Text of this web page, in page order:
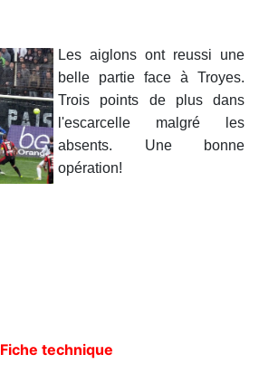
Les aiglons ont reussi une
belle partie face à Troyes.
Trois points de plus dans
l'escarcelle malgré les
absents. Une bonne
opération!
Fiche technique